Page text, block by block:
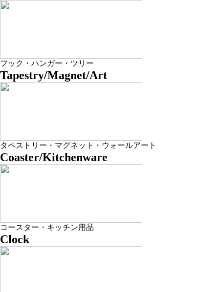
フック・ハンガー・ツリー
Tapestry/Magnet/Art
タペストリー・マグネット・ウォールアート
Coaster/Kitchenware
コースター・キッチン用品
Clock